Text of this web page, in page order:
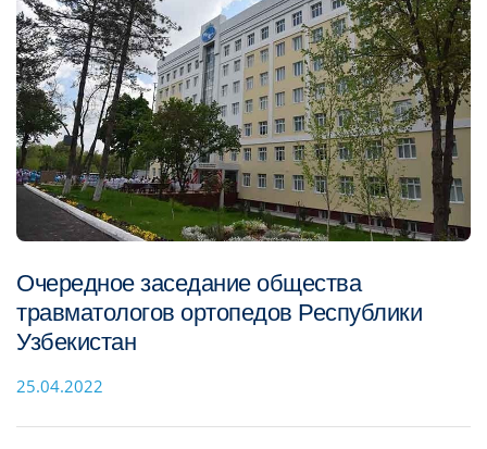
Очередное заседание общества
травматологов ортопедов Республики
Узбекистан
25.04.2022